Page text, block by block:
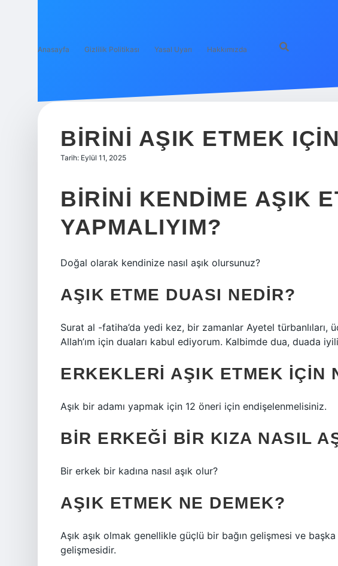
Anasayfa Gizlilik Politikası Yasal Uyarı Hakkımızda
BIRINI AŞIK ETMEK
Tarih: Eylül 11, 2025
BIRINI KENDIME AŞIK
YAPMALIYIM?
Doğal olarak kendinize nasıl aşık olursunuz?
AŞIK ETME DUASI NEDIR?
Surat al -fatiha’da yedi kez, bir zamanlar Ayetel türbanlıları,
Allah’ım için duaları kabul ediyorum. Kalbimde dua, duada
ERKEKLERI AŞIK ETMEK IÇIN
Aşık bir adamı yapmak için 12 öneri için endişelenmelisiniz.
BIR ERKEĞI BIR KIZA NASIL
Bir erkek bir kadına nasıl aşık olur?
AŞIK ETMEK NE DEMEK?
Aşık aşık olmak genellikle güçlü bir bağın gelişmesi ve
gelişmesidir.